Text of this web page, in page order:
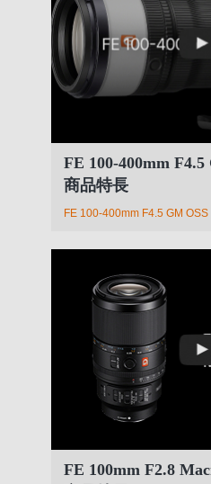
FE 100-400mm F4.5
商品特長
FE 100-400mm F4.5 GM OSS
FE 100mm F2.8